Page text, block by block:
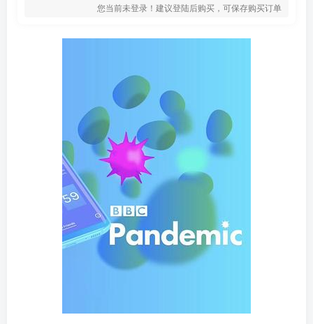
您当前未登录！建议登陆后购买，可保存购买订单